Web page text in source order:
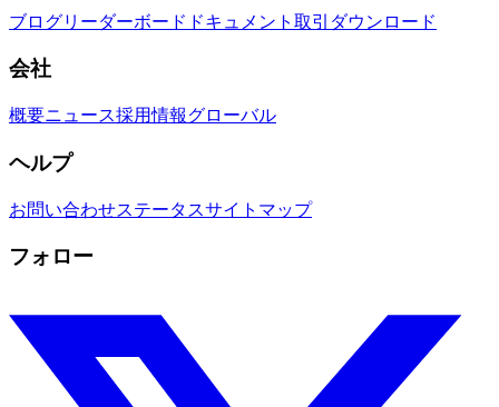
ブログリーダーボード ドキュメント 取引 ダウンロード
会社
概要ニュース採用情報グローバル
ヘルプ
お問い合わせステータスサイトマップ
フォロー